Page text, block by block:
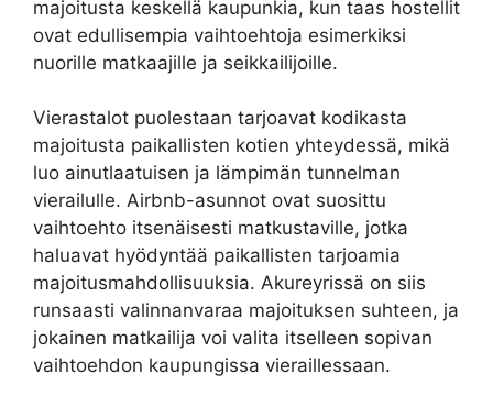
majoitusta keskellä kaupunkia, kun taas hostellit
ovat edullisempia vaihtoehtoja esimerkiksi
nuorille matkaajille ja seikkailijoille.
Vierastalot puolestaan tarjoavat kodikasta
majoitusta paikallisten kotien yhteydessä, mikä
luo ainutlaatuisen ja lämpimän tunnelman
vierailulle. Airbnb-asunnot ovat suosittu
vaihtoehto itsenäisesti matkustaville, jotka
haluavat hyödyntää paikallisten tarjoamia
majoitusmahdollisuuksia. Akureyrissä on siis
runsaasti valinnanvaraa majoituksen suhteen, ja
jokainen matkailija voi valita itselleen sopivan
vaihtoehdon kaupungissa vieraillessaan.